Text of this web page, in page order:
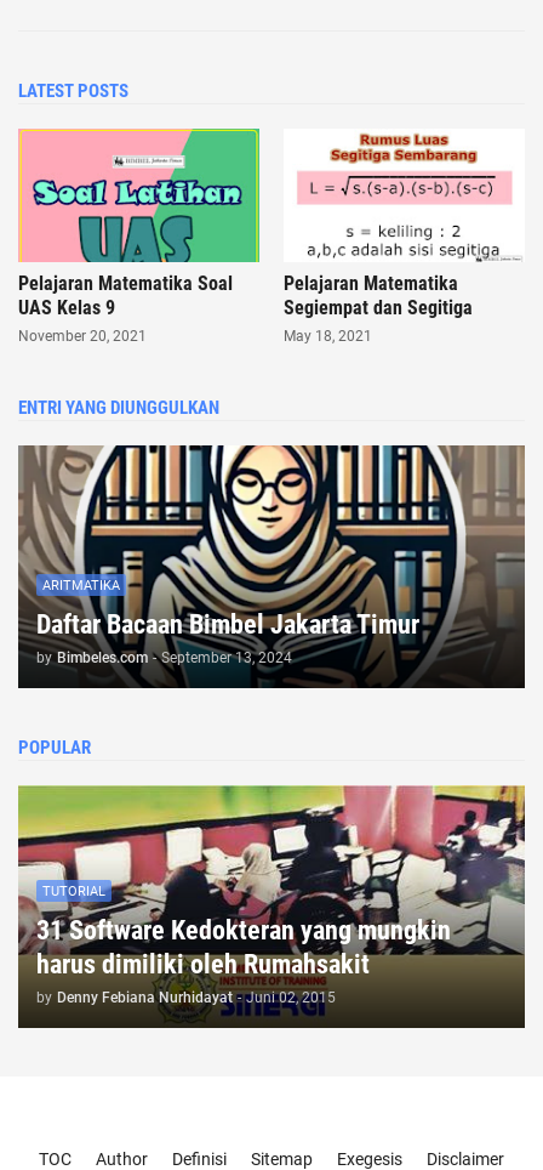
LATEST POSTS
Pelajaran Matematika Soal
UAS Kelas 9
November 20, 2021
Pelajaran Matematika
Segiempat dan Segitiga
May 18, 2021
ENTRI YANG DIUNGGULKAN
ARITMATIKA
Daftar Bacaan Bimbel Jakarta Timur
by Bimbeles.com - September 13, 2024
POPULAR
TUTORIAL
31 Software Kedokteran yang mungkin
harus dimiliki oleh Rumahsakit
by Denny Febiana Nurhidayat - Juni 02, 2015
TOC Author Definisi Sitemap Exegesis Disclaimer